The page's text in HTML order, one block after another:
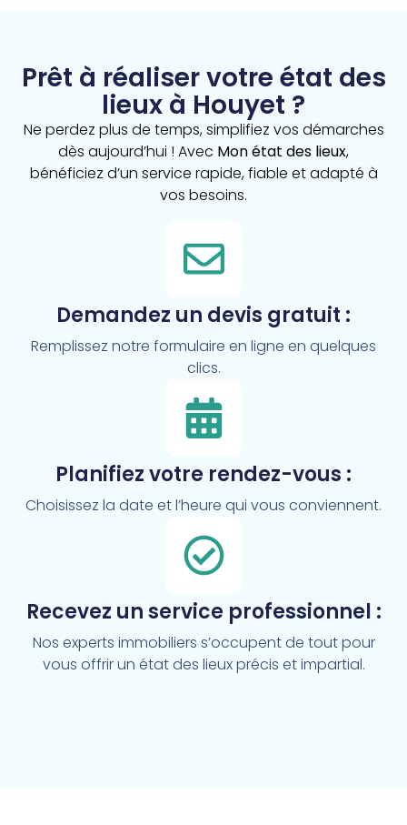
Prêt à réaliser votre état des
lieux à Houyet ?
Ne perdez plus de temps, simplifiez vos démarches
dès aujourd’hui ! Avec Mon état des lieux,
bénéficiez d’un service rapide, fiable et adapté à
vos besoins.
Demandez un devis gratuit :
Remplissez notre formulaire en ligne en quelques
clics.
Planifiez votre rendez-vous :
Choisissez la date et l’heure qui vous conviennent.
Recevez un service professionnel :
Nos experts immobiliers s’occupent de tout pour
vous offrir un état des lieux précis et impartial.